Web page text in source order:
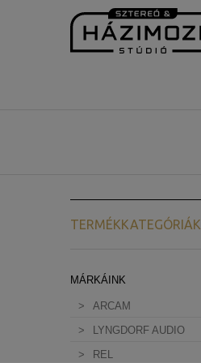
TERMÉKKATEGÓRIÁK
MÁRKÁINK
ARCAM
LYNGDORF AUDIO
REL